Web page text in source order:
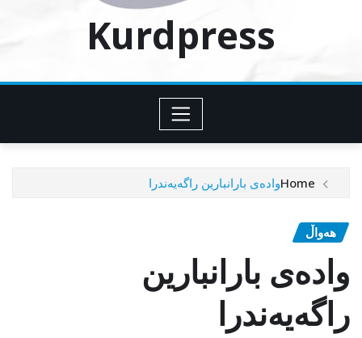
Kurdpress
Homeوادەی بارانبارین راگەیەندرا
هەواڵ
وادەی بارانبارین
راگەیەندرا